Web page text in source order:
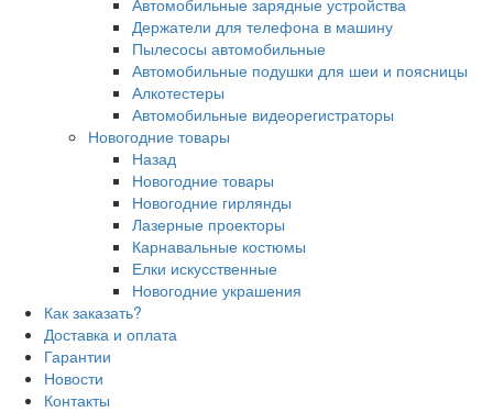
Автомобильные зарядные устройства
Держатели для телефона в машину
Пылесосы автомобильные
Автомобильные подушки для шеи и поясницы
Алкотестеры
Автомобильные видеорегистраторы
Новогодние товары
Назад
Новогодние товары
Новогодние гирлянды
Лазерные проекторы
Карнавальные костюмы
Елки искусственные
Новогодние украшения
Как заказать?
Доставка и оплата
Гарантии
Новости
Контакты